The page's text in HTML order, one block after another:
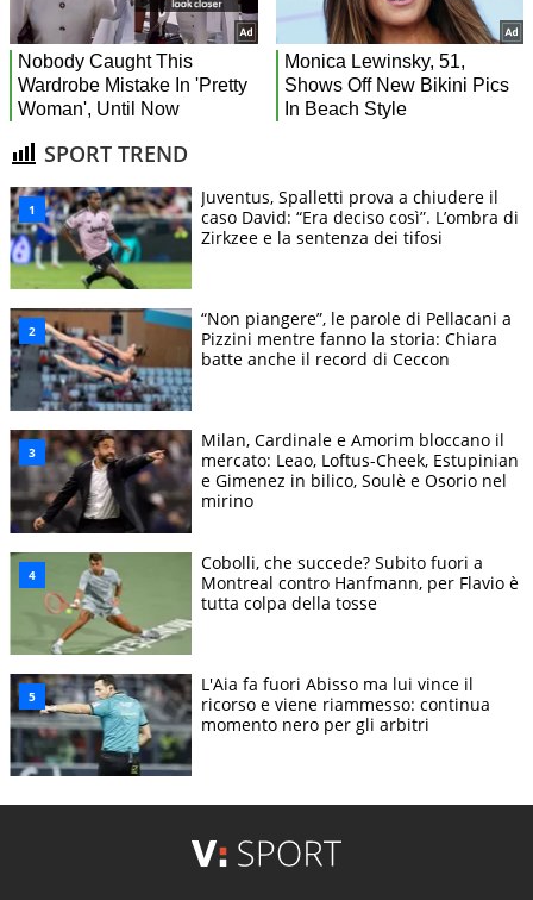
SPORT TREND
Juventus, Spalletti prova a chiudere il
caso David: “Era deciso così”. L’ombra di
Zirkzee e la sentenza dei tifosi
“Non piangere”, le parole di Pellacani a
Pizzini mentre fanno la storia: Chiara
batte anche il record di Ceccon
Milan, Cardinale e Amorim bloccano il
mercato: Leao, Loftus-Cheek, Estupinian
e Gimenez in bilico, Soulè e Osorio nel
mirino
Cobolli, che succede? Subito fuori a
Montreal contro Hanfmann, per Flavio è
tutta colpa della tosse
L'Aia fa fuori Abisso ma lui vince il
ricorso e viene riammesso: continua
momento nero per gli arbitri